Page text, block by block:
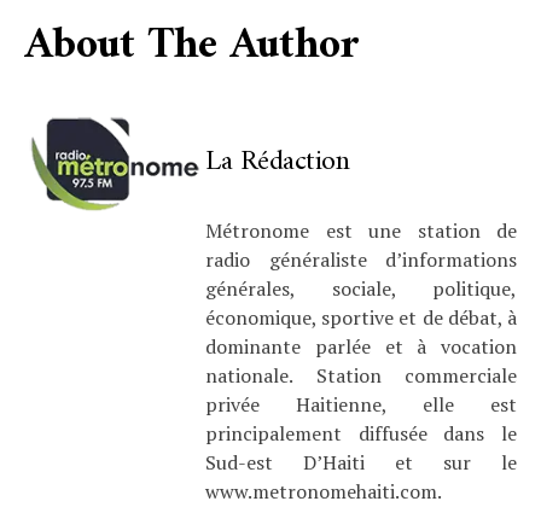
About The Author
La Rédaction
Métronome est une station de
radio généraliste d’informations
générales, sociale, politique,
économique, sportive et de débat, à
dominante parlée et à vocation
nationale. Station commerciale
privée Haitienne, elle est
principalement diffusée dans le
Sud-est D’Haiti et sur le
www.metronomehaiti.com.